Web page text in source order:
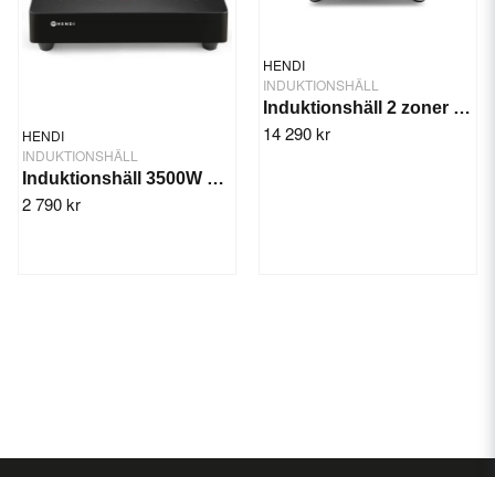
HENDI
INDUKTIONSHÄLL
Induktionshäll 3500W Svart
2 790 kr
HENDI
INDUKTIONSHÄLL
Induktionshäll 2 zoner 7000W
14 290 kr